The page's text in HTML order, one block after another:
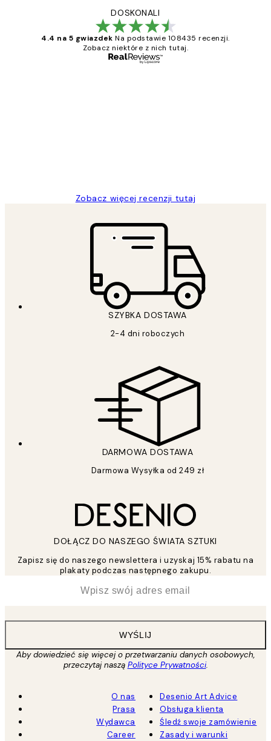
DOSKONALI
4.4 na 5 gwiazdek Na podstawie 108435 recenzji.
Zobacz niektóre z nich tutaj.
Zobacz więcej recenzji tutaj
SZYBKA DOSTAWA
2-4 dni roboczych
DARMOWA DOSTAWA
Darmowa Wysyłka od 249 zł
DOŁĄCZ DO NASZEGO ŚWIATA SZTUKI
Zapisz się do naszego newslettera i uzyskaj 15% rabatu na
plakaty podczas następnego zakupu.
WYŚLIJ
Aby dowiedzieć się więcej o przetwarzaniu danych osobowych,
przeczytaj naszą Polityce Prywatności.
O nas
Prasa
Wydawca
Career
Desenio Art Advice
Obsługa klienta
Śledź swoje zamówienie
Zasady i warunki